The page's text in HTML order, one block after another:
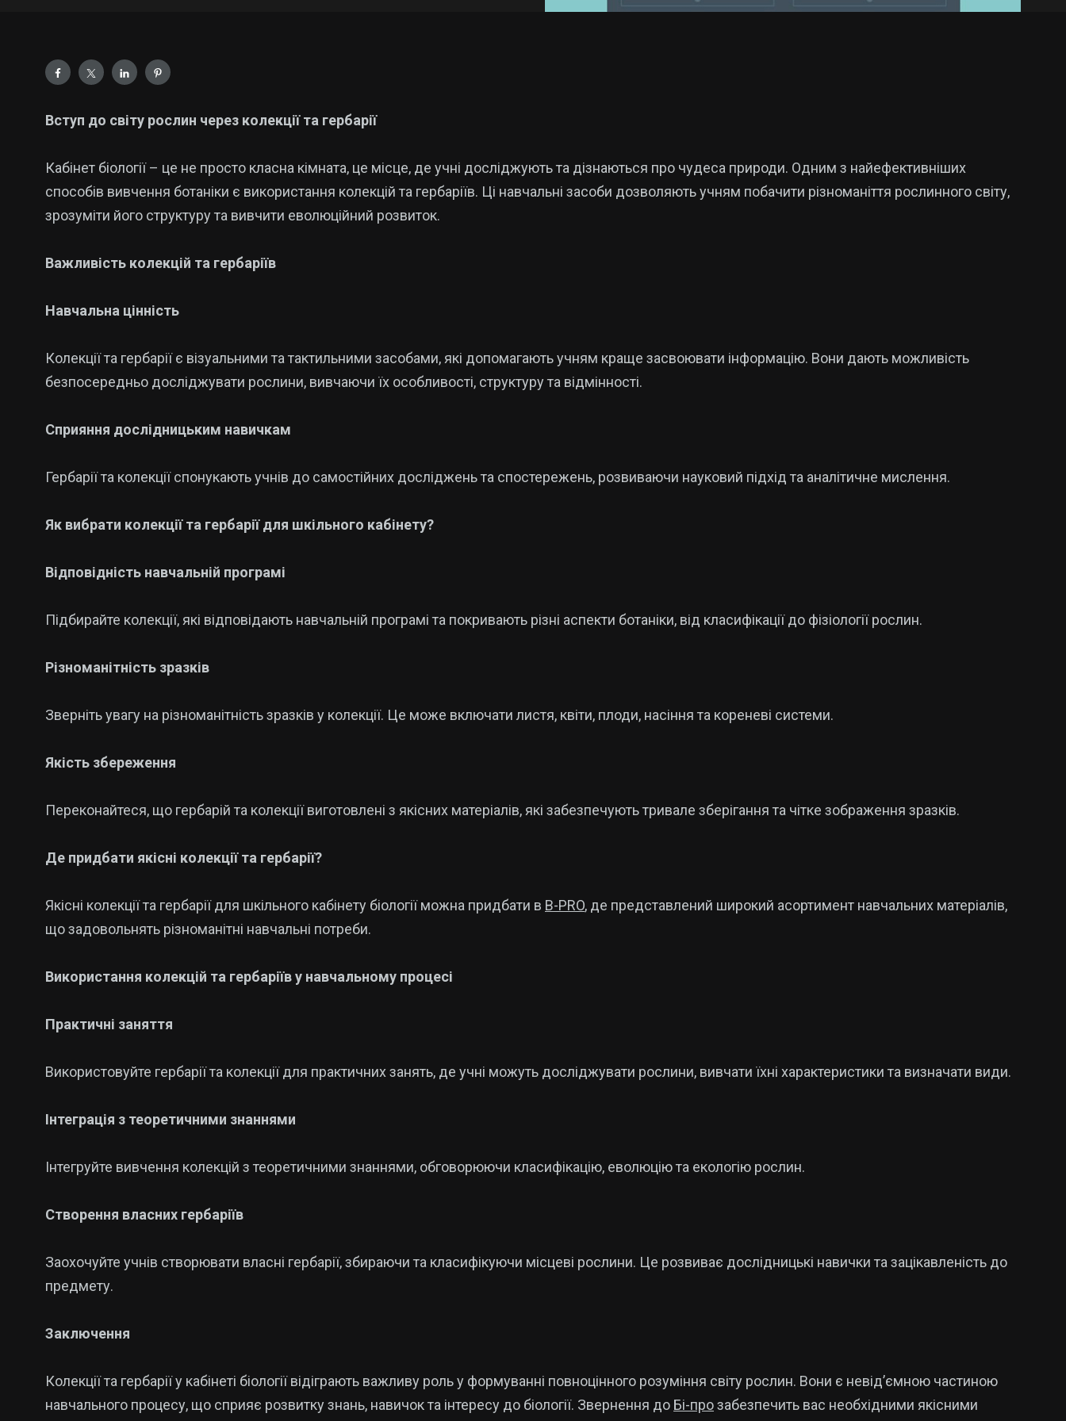
Вступ до світу рослин через колекції та гербарії
Кабінет біології – це не просто класна кімната, це місце, де учні досліджують та дізнаються про чудеса природи. Одним з найефективніших
способів вивчення ботаніки є використання колекцій та гербаріїв. Ці навчальні засоби дозволяють учням побачити різноманіття рослинного світу,
зрозуміти його структуру та вивчити еволюційний розвиток.
Важливість колекцій та гербаріїв
Навчальна цінність
Колекції та гербарії є візуальними та тактильними засобами, які допомагають учням краще засвоювати інформацію. Вони дають можливість
безпосередньо досліджувати рослини, вивчаючи їх особливості, структуру та відмінності.
Сприяння дослідницьким навичкам
Гербарії та колекції спонукають учнів до самостійних досліджень та спостережень, розвиваючи науковий підхід та аналітичне мислення.
Як вибрати колекції та гербарії для шкільного кабінету?
Відповідність навчальній програмі
Підбирайте колекції, які відповідають навчальній програмі та покривають різні аспекти ботаніки, від класифікації до фізіології рослин.
Різноманітність зразків
Зверніть увагу на різноманітність зразків у колекції. Це може включати листя, квіти, плоди, насіння та кореневі системи.
Якість збереження
Переконайтеся, що гербарій та колекції виготовлені з якісних матеріалів, які забезпечують тривале зберігання та чітке зображення зразків.
Де придбати якісні колекції та гербарії?
Якісні колекції та гербарії для шкільного кабінету біології можна придбати в B-PRO, де представлений широкий асортимент навчальних матеріалів,
що задовольнять різноманітні навчальні потреби.
Використання колекцій та гербаріїв у навчальному процесі
Практичні заняття
Використовуйте гербарії та колекції для практичних занять, де учні можуть досліджувати рослини, вивчати їхні характеристики та визначати види.
Інтеграція з теоретичними знаннями
Інтегруйте вивчення колекцій з теоретичними знаннями, обговорюючи класифікацію, еволюцію та екологію рослин.
Створення власних гербаріїв
Заохочуйте учнів створювати власні гербарії, збираючи та класифікуючи місцеві рослини. Це розвиває дослідницькі навички та зацікавленість до
предмету.
Заключення
Колекції та гербарії у кабінеті біології відіграють важливу роль у формуванні повноцінного розуміння світу рослин. Вони є невід’ємною частиною
навчального процесу, що сприяє розвитку знань, навичок та інтересу до біології. Звернення до Бі-прозабезпечить вас необхідними якісними